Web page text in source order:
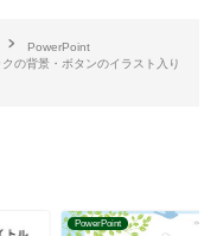
PowerPoint
の背景・ボタンのイラスト入り
PowerPoint